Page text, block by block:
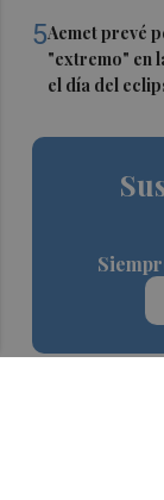
5Aemet prevé
"extremo" en
el día del